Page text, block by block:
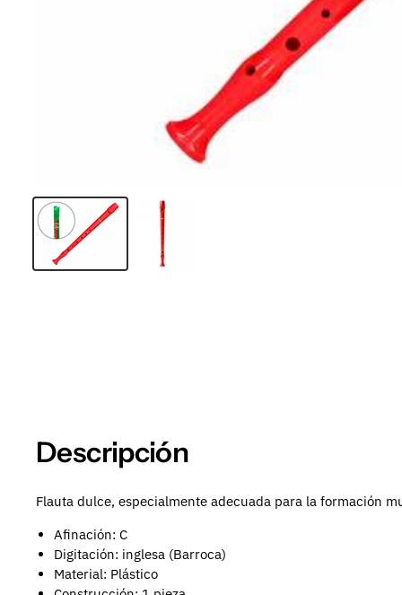
Descripción
Flauta dulce, especialmente adecuada para la formación
Afinación: C
Digitación: inglesa (Barroca)
Material: Plástico